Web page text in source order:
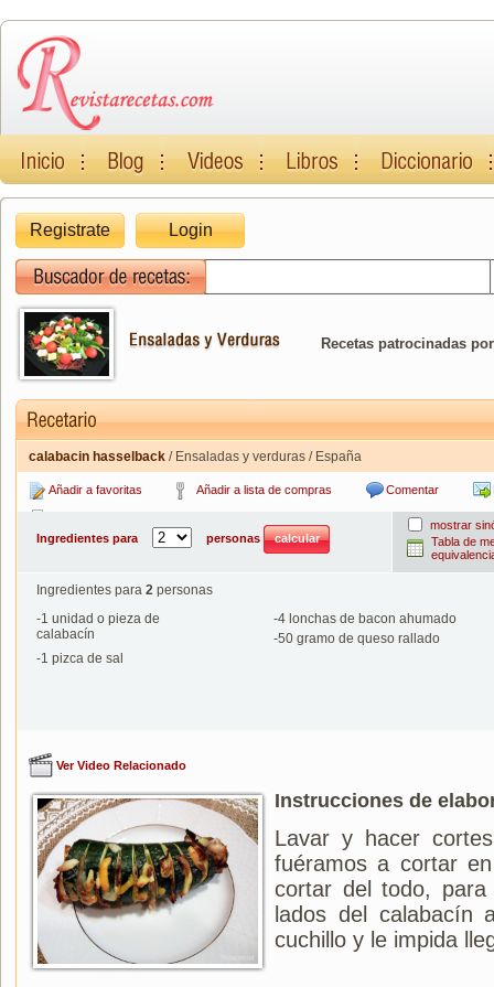
Registrate Login
Recetas patrocinadas
calabacin hasselback / Ensaladas y verduras / España
Añadir a favoritas Añadir a lista de compras Comentar
Ingredientes para
personas
mostrar
Tabla de
Ingredientes para 2 personas
-1 unidad o pieza de
calabacín
-4 lonchas de bacon ahumado
-50 gramo de queso rallado
-1 pizca de sal
Ver Video Relacionado
Instrucciones de
Lavar y hacer
fuéramos a cortar
cortar del todo,
lados del calabacín
cuchillo y le impida